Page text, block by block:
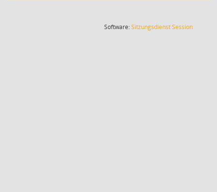
Software:SitzungsdienstSession(Wird in